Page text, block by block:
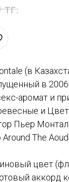
тг.
(в
в 2006
аромат и
и
Пьер
The Aoud.
цвет
аккорд